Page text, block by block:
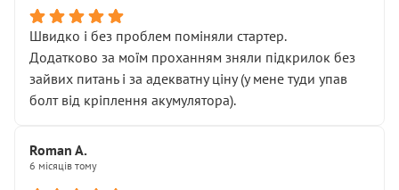
Швидко і без проблем поміняли стартер.
Додатково за моїм проханням зняли підкрилок без
зайвих питань і за адекватну ціну (у мене туди упав
болт від кріплення акумулятора).
Roman A.
6 місяців тому